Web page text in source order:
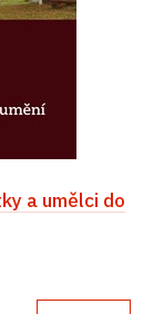
a umělci do